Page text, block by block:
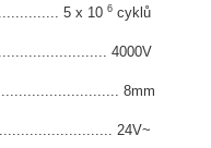
5 x 106 cyklů
4000V
8mm
24V~